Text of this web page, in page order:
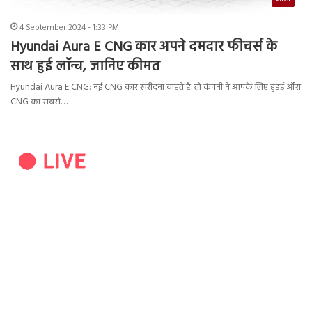
4 September 2024 - 1:33 PM
Hyundai Aura E CNG कार अपने दमदार फीचर्स के
साथ हुई लॉन्च, जानिए कीमत
Hyundai Aura E CNG: नई CNG कार खरीदना चाहते है. तो कंपनी ने आपके लिए हुंडई ऑरा
CNG का सबसे…